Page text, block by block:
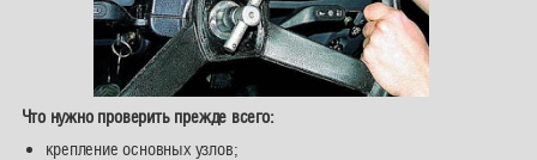
Что нужно проверить прежде всего:
крепление основных узлов;